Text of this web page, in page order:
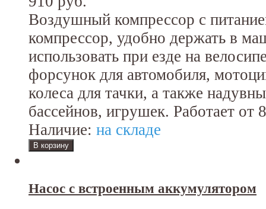
Воздушный компрессор с
компрессор, удобно держать в
использовать при езде на
форсунок для автомобиля,
колеса для тачки, а также
бассейнов, игрушек. Работает от
Наличие: на складе
Насос с встроенным аккумулятором